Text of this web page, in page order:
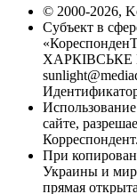
© 2000-2026,
Субъект в
ХАРКІВСЬКЕ
сайте,
При
Украины и
прямая